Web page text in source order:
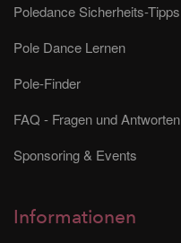
Poledance Sicherheits-Tipps
Pole Dance Lernen
Pole-Finder
FAQ - Fragen und Antworten
Sponsoring & Events
Informationen